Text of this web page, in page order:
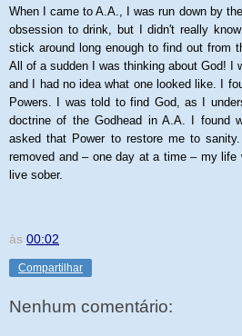
When I came to A.A., I was run down by
obsession to drink, but I didn't really
stick around long enough to find out from
All of a sudden I was thinking about God! I
and I had no idea what one looked like. I
Powers. I was told to find God, as I
doctrine of the Godhead in A.A. I found
asked that Power to restore me to
removed and – one day at a time – my life
live sober.
às 00:02
Compartilhar
Nenhum comentário: